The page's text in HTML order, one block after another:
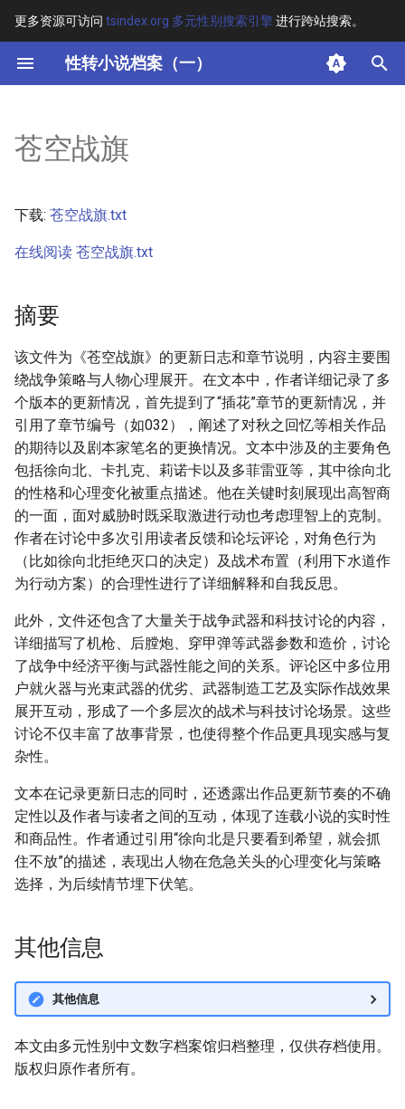
更多资源可访问 tsindex.org 多元性别搜索引擎进行跨站搜索。
性转小说档案（一）
键
开
搜
索
其他信息
正文
苍空战旗
下载: 苍空战旗.txt
在线阅读 苍空战旗.txt
摘要
该文件为《苍空战旗》的更新日志和章节说明，内容主要围
绕战争策略与人物心理展开。在文本中，作者详细记录了多
个版本的更新情况，首先提到了“插花”章节的更新情况，并
引用了章节编号（如032），阐述了对秋之回忆等相关作品
的期待以及剧本家笔名的更换情况。文本中涉及的主要角色
包括徐向北、卡扎克、莉诺卡以及多菲雷亚等，其中徐向北
的性格和心理变化被重点描述。他在关键时刻展现出高智商
的一面，面对威胁时既采取激进行动也考虑理智上的克制。
作者在讨论中多次引用读者反馈和论坛评论，对角色行为
（比如徐向北拒绝灭口的决定）及战术布置（利用下水道作
为行动方案）的合理性进行了详细解释和自我反思。
此外，文件还包含了大量关于战争武器和科技讨论的内容，
详细描写了机枪、后膛炮、穿甲弹等武器参数和造价，讨论
了战争中经济平衡与武器性能之间的关系。评论区中多位用
户就火器与光束武器的优劣、武器制造工艺及实际作战效果
展开互动，形成了一个多层次的战术与科技讨论场景。这些
讨论不仅丰富了故事背景，也使得整个作品更具现实感与复
杂性。
文本在记录更新日志的同时，还透露出作品更新节奏的不确
定性以及作者与读者之间的互动，体现了连载小说的实时性
和商品性。作者通过引用“徐向北是只要看到希望，就会抓
住不放”的描述，表现出人物在危急关头的心理变化与策略
选择，为后续情节埋下伏笔。
其他信息
其他信息
本文由多元性别中文数字档案馆归档整理，仅供存档使用。
版权归原作者所有。